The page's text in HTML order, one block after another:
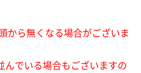
から無くなる場合がございま
んでいる場合もございますの